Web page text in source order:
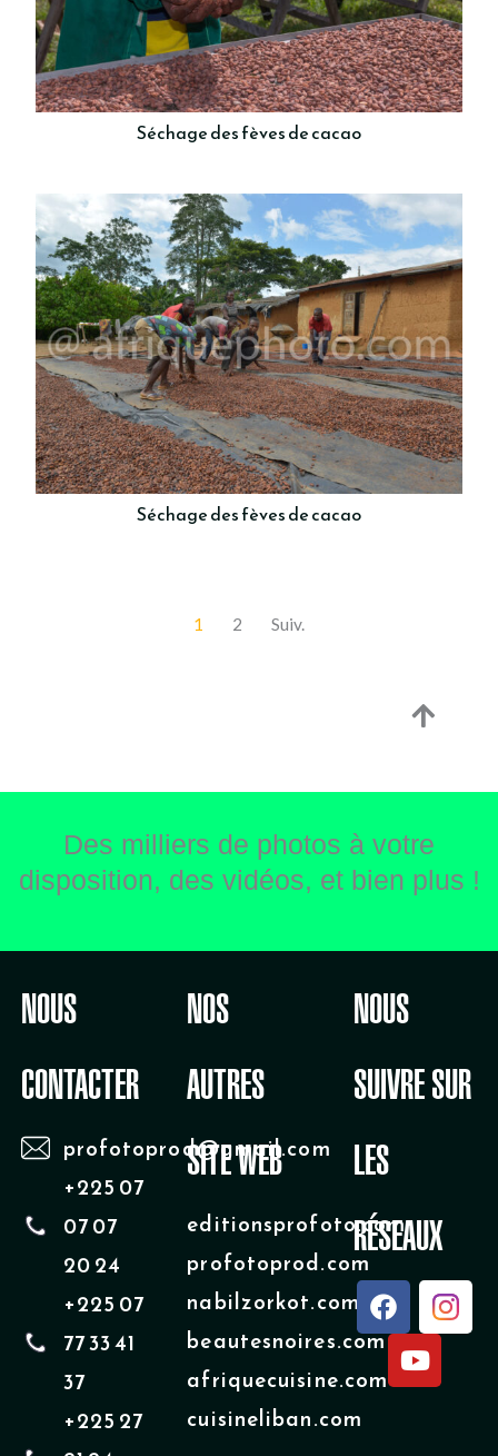
Séchage des fèves de cacao
Séchage des fèves de cacao
1 2 Suiv.
Des milliers de photos à votre
disposition, des vidéos, et bien plus !
NOUS
CONTACTER
profotoprod@gmail.com
+225 07
07 07
20 24
+225 07
77 33 41
37
+225 27
NOS
AUTRES
SITE WEB
editionsprofoto.com
profotoprod.com
nabilzorkot.com
beautesnoires.com
afriquecuisine.com
cuisineliban.com
NOUS
SUIVRE SUR
LES
RÉSEAUX
F
a
c
e
b
Y
u
t
u